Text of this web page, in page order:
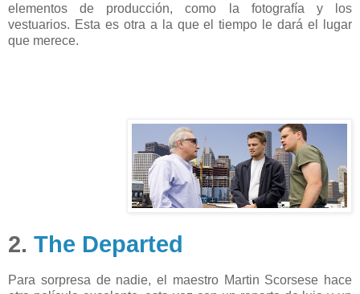
elementos de producción, como la fotografía y los
vestuarios. Esta es otra a la que el tiempo le dará el lugar
que merece.
2. The Departed
Para sorpresa de nadie, el maestro Martin Scorsese hace